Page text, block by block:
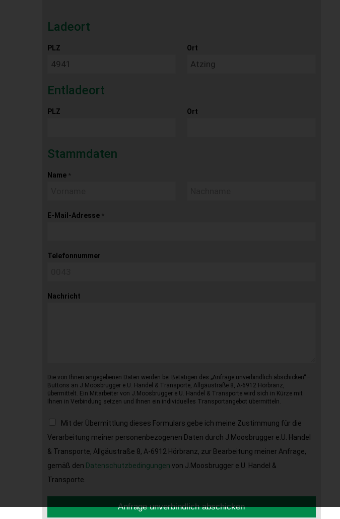
Ladeort
PLZ Ort
Entladeort
PLZ Ort
Stammdaten
Name *
E-Mail-Adresse *
Telefonnummer
Nachricht
Die von Ihnen angegebenen Daten werden bei Betätigen des „Anfrage unverbindlich abschicken“–
Buttons an J.Moosbrugger e.U. Handel & Transporte, Allgäustraße 8, A-6912 Hörbranz,
übermittelt. Ein Mitarbeiter von J.Moosbrugger e.U. Handel & Transporte wird sich in Kürze mit
Ihnen in Verbindung setzen und Ihnen ein individuelles Transportangebot übermitteln.
Mit der Übermittlung dieses Formulars gebe ich meine Zustimmung für die
Verarbeitung meiner personenbezogenen Daten durch J.Moosbrugger e.U. Handel
& Transporte, Allgäustraße 8, A-6912 Hörbranz, zur Bearbeitung meiner Anfrage,
gemäß den Datenschutzbedingungen von J.Moosbrugger e.U. Handel &
Transporte.
Anfrage unverbindlich abschicken